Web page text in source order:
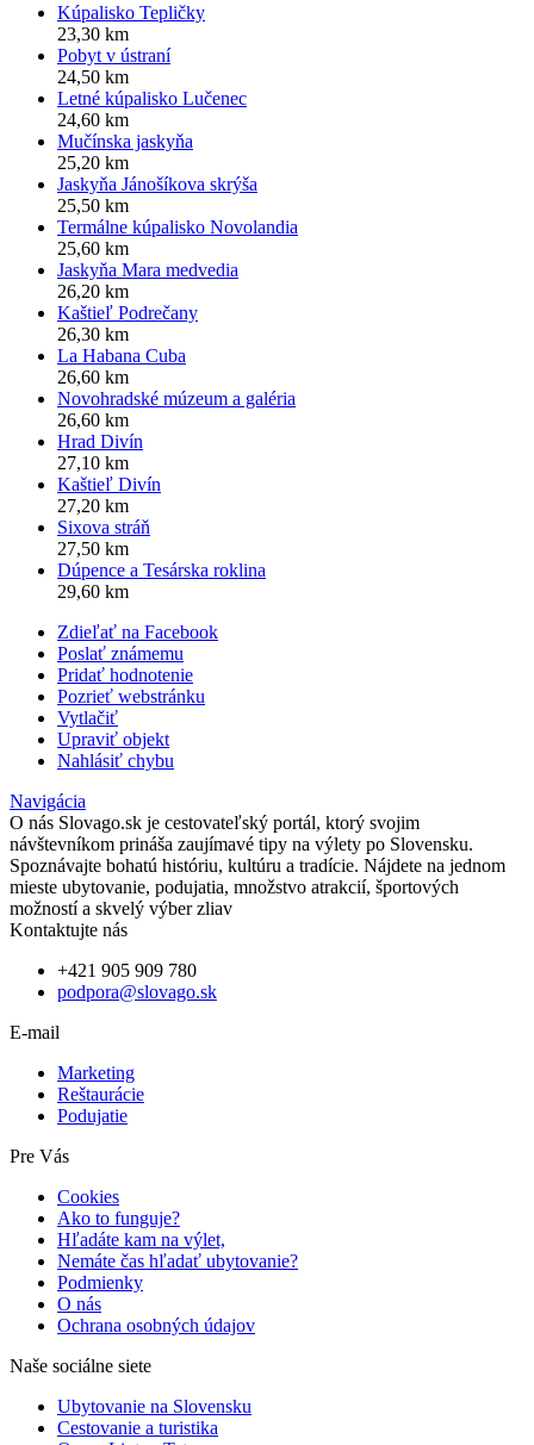
Kúpalisko Tepličky
23,30 km
Pobyt v ústraní
24,50 km
Letné kúpalisko Lučenec
24,60 km
Mučínska jaskyňa
25,20 km
Jaskyňa Jánošíkova skrýša
25,50 km
Termálne kúpalisko Novolandia
25,60 km
Jaskyňa Mara medvedia
26,20 km
Kaštieľ Podrečany
26,30 km
La Habana Cuba
26,60 km
Novohradské múzeum a galéria
26,60 km
Hrad Divín
27,10 km
Kaštieľ Divín
27,20 km
Sixova stráň
27,50 km
Dúpence a Tesárska roklina
29,60 km
Zdieľať na Facebook
Poslať známemu
Pridať hodnotenie
Pozrieť webstránku
Vytlačiť
Upraviť objekt
Nahlásiť chybu
Navigácia
O nás Slovago.sk je cestovateľský portál, ktorý svojim
návštevníkom prináša zaujímavé tipy na výlety po Slovensku.
Spoznávajte bohatú históriu, kultúru a tradície. Nájdete na jednom
mieste ubytovanie, podujatia, množstvo atrakcií, športových
možností a skvelý výber zliav
Kontaktujte nás
+421 905 909 780
podpora@slovago.sk
E-mail
Marketing
Reštaurácie
Podujatie
Pre Vás
Cookies
Ako to funguje?
Hľadáte kam na výlet,
Nemáte čas hľadať ubytovanie?
Podmienky
O nás
Ochrana osobných údajov
Naše sociálne siete
Ubytovanie na Slovensku
Cestovanie a turistika